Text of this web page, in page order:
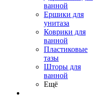
ванной
Ершики для
унитаза
Коврики для
ванной
Пластиковые
тазы
Шторы для
ванной
Ещё